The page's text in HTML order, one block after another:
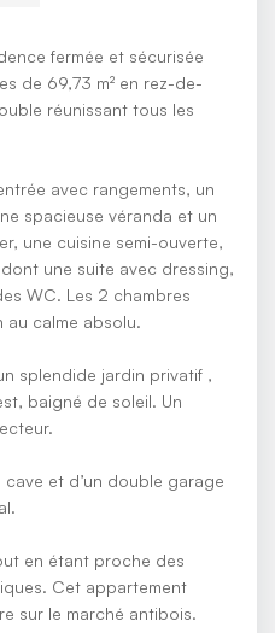
fermée et sécurisée
de 69,73 m² en rez-de-
réunissant tous les
avec rangements, un
spacieuse véranda et un
une cuisine semi-ouverte,
une suite avec dressing,
WC. Les 2 chambres
calme absolu.
splendide jardin privatif ,
baigné de soleil. Un
cave et d’un double garage
en étant proche des
Cet appartement
sur le marché antibois.